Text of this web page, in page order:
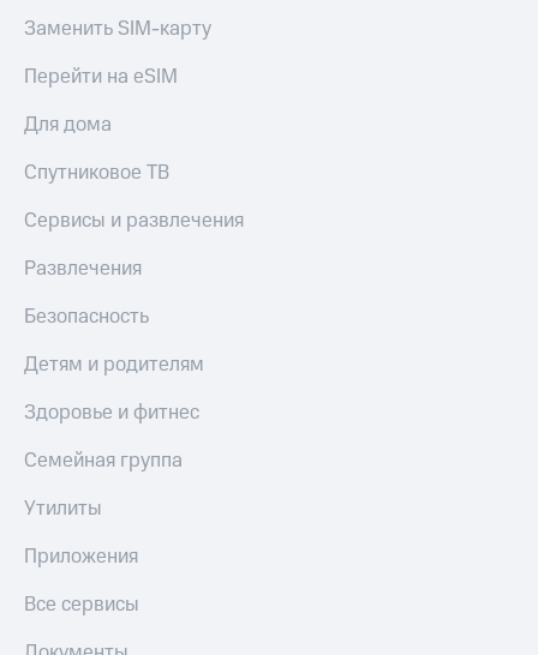
Заменить SIM-карту
Перейти на eSIM
Для дома
Спутниковое ТВ
Сервисы и развлечения
Развлечения
Безопасность
Детям и родителям
Здоровье и фитнес
Семейная группа
Утилиты
Приложения
Все сервисы